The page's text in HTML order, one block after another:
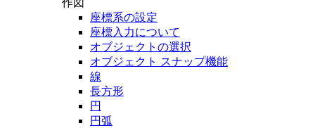
作図
座標系の設定
座標入力について
オブジェクトの選択
オブジェクト スナップ機能
線
長方形
円
円弧